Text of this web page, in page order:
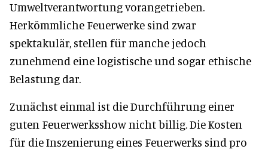
Umweltverantwortung vorangetrieben.
Herkömmliche Feuerwerke sind zwar
spektakulär, stellen für manche jedoch
zunehmend eine logistische und sogar ethische
Belastung dar.
Zunächst einmal ist die Durchführung einer
guten Feuerwerksshow nicht billig. Die Kosten
für die Inszenierung eines Feuerwerks sind pro